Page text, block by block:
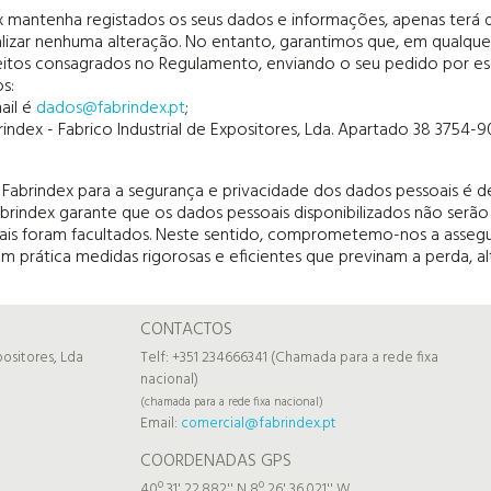
registados os seus dados e informações, apenas
nenhuma alteração. No entanto, garantimos que, em
consagrados no Regulamento, enviando o seu pedido por
é dados@fabrindex.pt;
- Fabrico Industrial de Expositores, Lda. Apartado 38 3754-
para a segurança e privacidade dos dados pessoais é
garante que os dados pessoais disponibilizados não
foram facultados. Neste sentido, comprometemo-nos a
prática medidas rigorosas e eficientes que previnam a perda,
Lda
CONTACTOS
Telf: +351 234666341 (Chamada para a rede fixa
nacional)
(chamada para a rede fixa nacional)
Email: comercial@fabrindex.pt
COORDENADAS GPS